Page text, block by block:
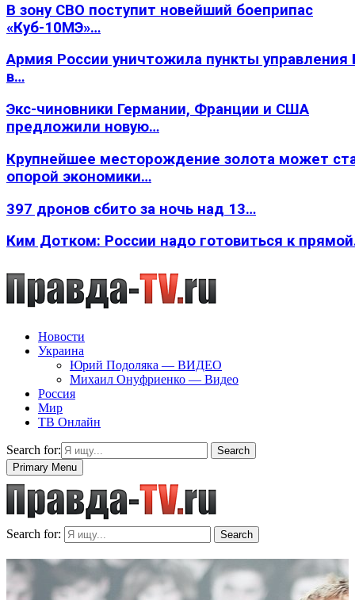
В зону СВО поступит новейший боеприпас
«Куб-10МЭ»…
Армия России уничтожила пункты
в…
Экс-чиновники Германии, Франции и США
предложили новую…
Крупнейшее месторождение золота может
опорой экономики…
397 дронов сбито за ночь над 13…
Ким Дотком: России надо готовиться к
Новости
Украина
Юрий Подоляка — ВИДЕО
Михаил Онуфриенко — Видео
Россия
Мир
ТВ Онлайн
Search for:
Search
Primary Menu
Search for: Search